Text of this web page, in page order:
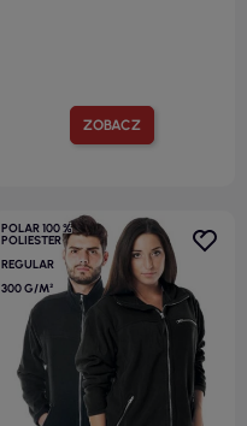
ZOBACZ
POLAR 100 %
POLIESTER
REGULAR
300 G/M²